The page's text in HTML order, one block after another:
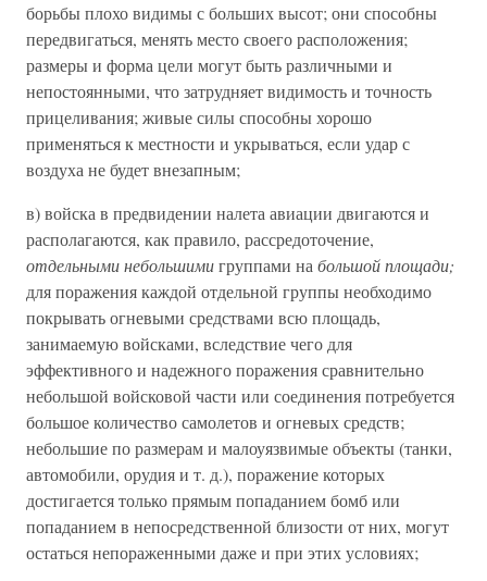
борьбы плохо видимы с больших высот; они способны
передвигаться, менять место своего расположения;
размеры и форма цели могут быть различными и
непостоянными, что затрудняет видимость и точность
прицеливания; живые силы способны хорошо
применяться к местности и укрываться, если удар с
воздуха не будет внезапным;
в) войска в предвидении налета авиации двигаются и
располагаются, как правило, рассредоточение,
отдельными небольшимигруппами на большой площади;
для поражения каждой отдельной группы необходимо
покрывать огневыми средствами всю площадь,
занимаемую войсками, вследствие чего для
эффективного и надежного поражения сравнительно
небольшой войсковой части или соединения потребуется
большое количество самолетов и огневых средств;
небольшие по размерам и малоуязвимые объекты (танки,
автомобили, орудия и т. д.), поражение которых
достигается только прямым попаданием бомб или
попаданием в непосредственной близости от них, могут
остаться непораженными даже и при этих условиях;